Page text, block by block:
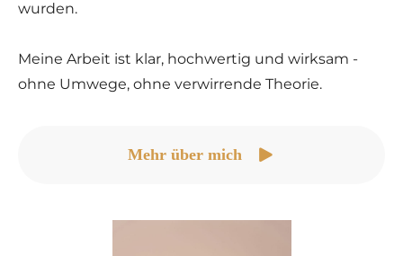
wurden.
Meine Arbeit ist klar, hochwertig und wirksam -
ohne Umwege, ohne verwirrende Theorie.
Mehr über mich